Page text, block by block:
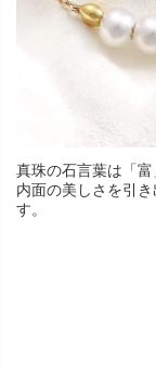
真珠の石言葉は「富
内面の美しさを引
す。